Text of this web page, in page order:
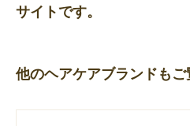
サイトです。
他のヘアケアブランドも